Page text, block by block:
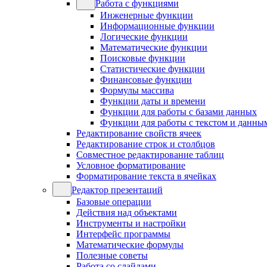
Работа с функциями
Инженерные функции
Информационные функции
Логические функции
Математические функции
Поисковые функции
Статистические функции
Финансовые функции
Формулы массива
Функции даты и времени
Функции для работы с базами данных
Функции для работы с текстом и
Редактирование свойств ячеек
Редактирование строк и столбцов
Совместное редактирование таблиц
Условное форматирование
Форматирование текста в ячейках
Редактор презентаций
Базовые операции
Действия над объектами
Инструменты и настройки
Интерфейс программы
Математические формулы
Полезные советы